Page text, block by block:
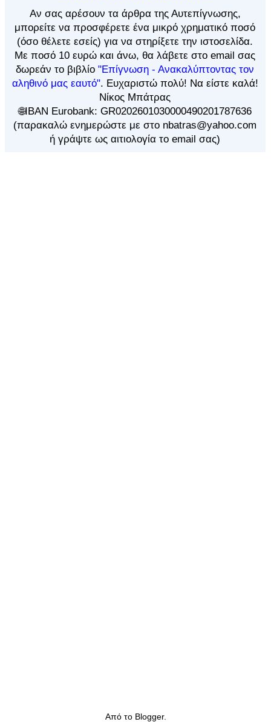
Αν σας αρέσουν τα άρθρα της Αυτεπίγνωσης,
μπορείτε να προσφέρετε ένα μικρό χρηματικό ποσό
(όσο θέλετε εσείς) για να στηρίξετε την ιστοσελίδα.
Με ποσό 10 ευρώ και άνω, θα λάβετε στο email σας
δωρεάν το βιβλίο"Επίγνωση - Ανακαλύπτοντας τον
αληθινό μας εαυτό". Ευχαριστώ πολύ! Να είστε καλά!
Νίκος Μπάτρας
🌐IBAN Eurobank: GR0202601030000490201787636
(παρακαλώ ενημερώστε με στο nbatras@yahoo.com
ή γράψτε ως αιτιολογία το email σας)
Από το Blogger.